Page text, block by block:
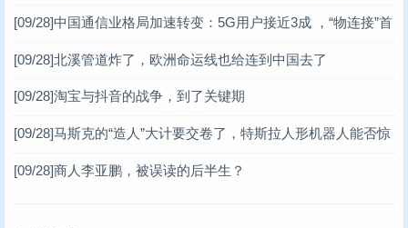
[09/28]中国通信业格局加速转变：5G用户接近3成 ，“物连接”首
超“人连接”
[09/28]北溪管道炸了，欧洲命运线也给连到中国去了
[09/28]淘宝与抖音的战争，到了关键期
[09/28]马斯克的“造人”大计要交卷了，特斯拉人形机器人能否惊
艳行业？
[09/28]商人李亚鹏，被误读的后半生？